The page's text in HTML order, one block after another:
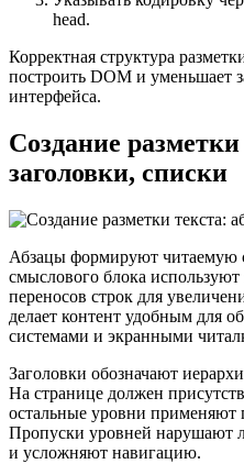
head.
Корректная структура
построить DOM и уменьшает
интерфейса.
Создание
заголовки, списки
Абзацы формируют читаемую
смыслового блока используют
переносов строк для
делает контент удобным для
системами и экранными
Заголовки обозначают
На странице должен
остальные уровни применяют
Пропуски уровней нарушают
и усложняют навигацию.